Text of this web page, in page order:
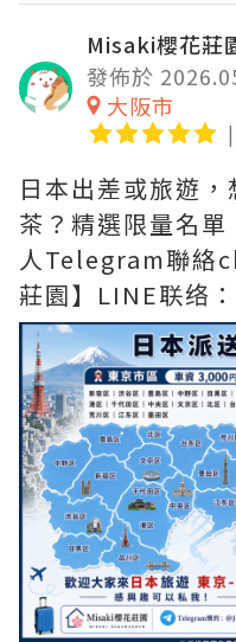
Misaki櫻花莊
發佈於
大阪市
日本出差或旅遊
茶？精選限量名
人Telegram聯絡
莊園】LINE联络